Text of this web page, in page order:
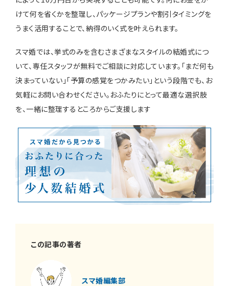
けて何を省くかを整理し、パッケージプランや割引タイミングを
うまく活用することで、納得のいく式を叶えられます。
スマ婚では、挙式のみを含むさまざまなスタイルの結婚式につ
いて、専任スタッフが無料でご相談に対応しています。「まだ何も
決まっていない」「予算の感覚をつかみたい」という段階でも、お
気軽にお問い合わせください。おふたりにとって最適な選択肢
を、一緒に整理するところからご支援します
この記事の著者
スマ婚編集部